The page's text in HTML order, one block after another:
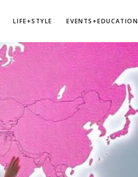
LIFE+STYLE EVENTS+EDUCATION